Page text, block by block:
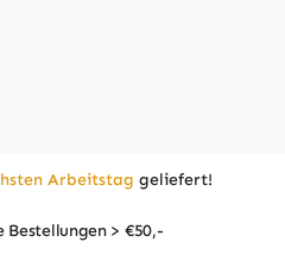
Arbeitstag geliefert!
Bestellungen > €50,-